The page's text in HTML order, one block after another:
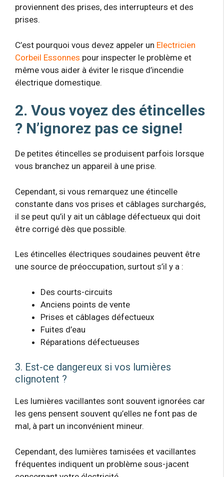
proviennent des prises, des interrupteurs et des
prises.
C’est pourquoi vous devez appeler un Electricien
Corbeil Essonnes pour inspecter le problème et
même vous aider à éviter le risque d’incendie
électrique domestique.
2. Vous voyez des étincelles
? N’ignorez pas ce signe!
De petites étincelles se produisent parfois lorsque
vous branchez un appareil à une prise.
Cependant, si vous remarquez une étincelle
constante dans vos prises et câblages surchargés,
il se peut qu’il y ait un câblage défectueux qui doit
être corrigé dès que possible.
Les étincelles électriques soudaines peuvent être
une source de préoccupation, surtout s’il y a :
Des courts-circuits
Anciens points de vente
Prises et câblages défectueux
Fuites d’eau
Réparations défectueuses
3. Est-ce dangereux si vos lumières
clignotent ?
Les lumières vacillantes sont souvent ignorées car
les gens pensent souvent qu’elles ne font pas de
mal, à part un inconvénient mineur.
Cependant, des lumières tamisées et vacillantes
fréquentes indiquent un problème sous-jacent